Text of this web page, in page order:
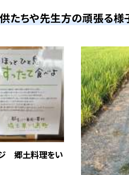
たちや先生方の頑張る様
郷土料理をい